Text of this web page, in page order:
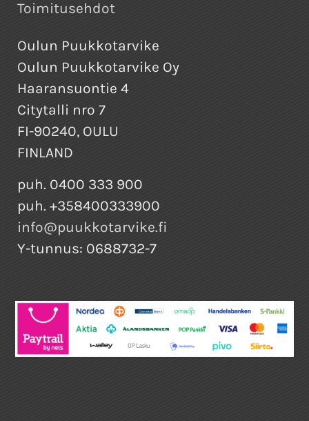
Toimitusehdot
Oulun Puukkotarvike
Oulun Puukkotarvike Oy
Haaransuontie 4
Citytalli nro 7
FI-90240, OULU
FINLAND
puh. 0400 333 900
puh. +358400333900
info@puukkotarvike.fi
Y-tunnus: 0688732-7